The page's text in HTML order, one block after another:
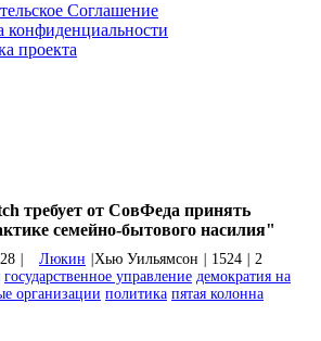
Соглашение
конфиденциальности
проекта
требует от СовФеда принять
семейно-бытового насилия"
Люкин Хью Уильямсон 1524
2
государственное управление демократия на
организации политика пятая колонна